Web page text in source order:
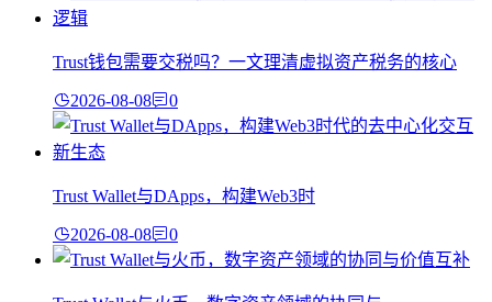
Trust钱包需要交税吗？一文理清虚拟资产税务的核心
2026-08-08 0
Trust Wallet与DApps，构建Web3时
2026-08-08 0